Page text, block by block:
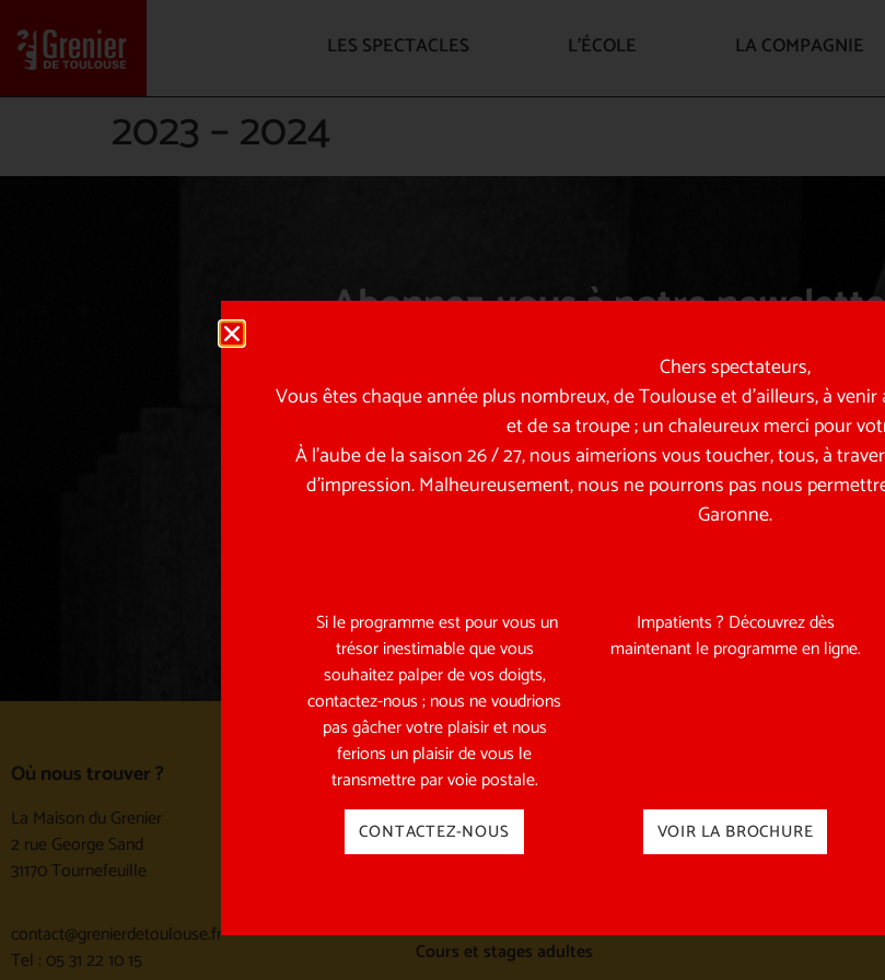
LES SPECTACLES L’ÉCOLE LA COMPAGNIE
2023 – 2024
Abonnez-vous à notre
Où nous trouver ?
La Maison du Grenier
2 rue George Sand
31170 Tournefeuille
contact@grenierdetoulouse.fr
Tel : 05 31 22 10 15
Les spectacles
Les spectacles en tournée
Archives des spectacles
Cours et stages adultes
Chers spectateurs,
Vous êtes chaque année plus nombreux, de Toulouse et d’ailleurs, à
et de sa troupe ; un chaleureux merci pour
À l’aube de la saison 26 / 27, nous aimerions vous toucher, tous, à
d’impression. Malheureusement, nous ne pourrons pas nous
Garonne.
Si le programme est pour vous un
trésor inestimable que vous
souhaitez palper de vos doigts,
contactez-nous ; nous ne voudrions
pas gâcher votre plaisir et nous
ferions un plaisir de vous le
transmettre par voie postale.
CONTACTEZ-NOUS
Impatients ? Découvrez dès
maintenant le programme en ligne.
VOIR LA BROCHURE